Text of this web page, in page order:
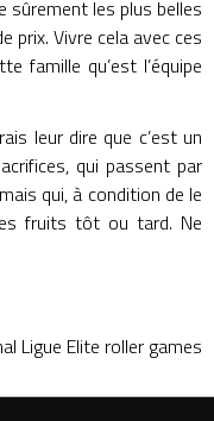
sûrement les plus belles
prix. Vivre cela avec ces
famille qu’est l’équipe
leur dire que c’est un
qui passent par
qui, à condition de le
fruits tôt ou tard. Ne
Ligue Elite roller games